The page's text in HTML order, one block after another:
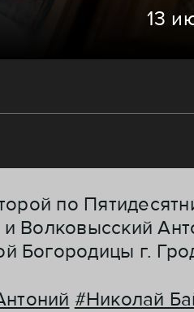
13
по
и Волковысский
Богородицы г.
#Николай